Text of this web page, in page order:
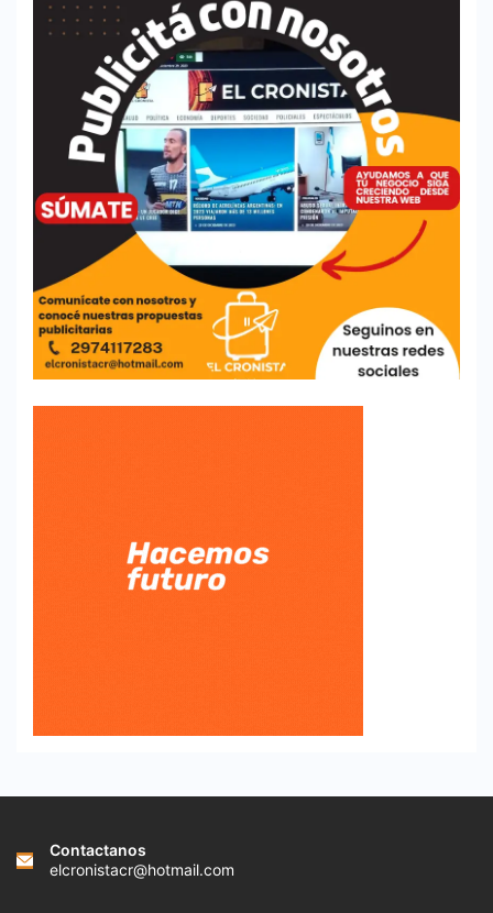
Contactanos
elcronistacr@hotmail.com